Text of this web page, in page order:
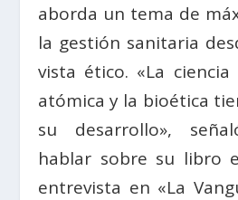
aborda un tema de
la gestión sanitaria
vista ético. «La
atómica y la bioética
su desarrollo»,
hablar sobre su libro
entrevista en «La